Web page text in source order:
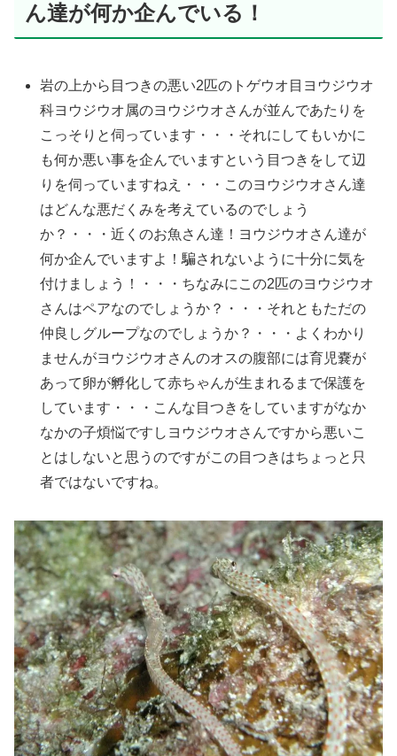
ん達が何か企んでいる！
岩の上から目つきの悪い2匹のトゲウオ目ヨウジウオ
科ヨウジウオ属のヨウジウオさんが並んであたりを
こっそりと伺っています・・・それにしてもいかに
も何か悪い事を企んでいますという目つきをして辺
りを伺っていますねえ・・・このヨウジウオさん達
はどんな悪だくみを考えているのでしょう
か？・・・近くのお魚さん達！ヨウジウオさん達が
何か企んでいますよ！騙されないように十分に気を
付けましょう！・・・ちなみにこの2匹のヨウジウオ
さんはペアなのでしょうか？・・・それともただの
仲良しグループなのでしょうか？・・・よくわかり
ませんがヨウジウオさんのオスの腹部には育児嚢が
あって卵が孵化して赤ちゃんが生まれるまで保護を
しています・・・こんな目つきをしていますがなか
なかの子煩悩ですしヨウジウオさんですから悪いこ
とはしないと思うのですがこの目つきはちょっと只
者ではないですね。